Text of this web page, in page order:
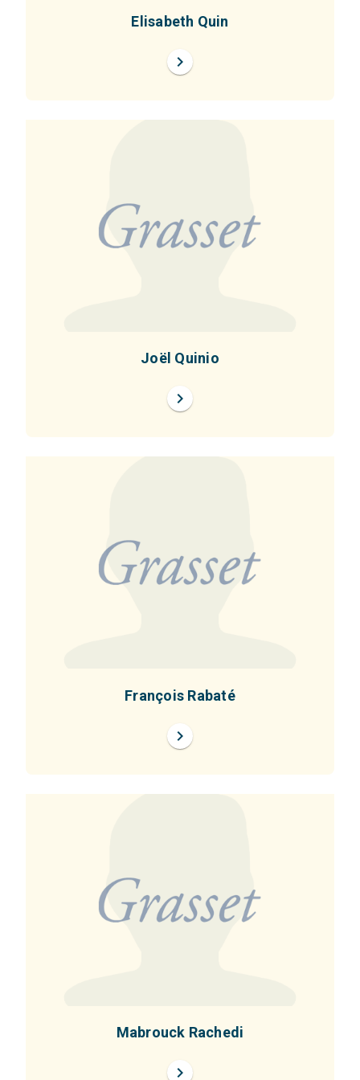
Elisabeth Quin
chevron_right
Joël Quinio
chevron_right
François Rabaté
chevron_right
Mabrouck Rachedi
chevron_right